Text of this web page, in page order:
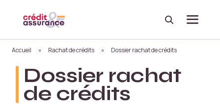
Recherche
Menu
Accueil » Rachat de crédits » Dossier rachat de crédits
Dossier rachat
de crédits